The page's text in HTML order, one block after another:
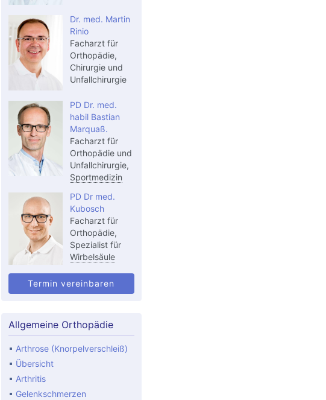
Dr. med. Martin
Rinio
Facharzt für
Orthopädie,
Chirurgie und
Unfallchirurgie
PD Dr. med.
habil Bastian
Marquaß.
Facharzt für
Orthopädie und
Unfallchirurgie,
Sportmedizin
PD Dr med.
Kubosch
Facharzt für
Orthopädie,
Spezialist für
Wirbelsäule
Termin vereinbaren
Allgemeine Orthopädie
Arthrose (Knorpelverschleiß)
Übersicht
Arthritis
Gelenkschmerzen